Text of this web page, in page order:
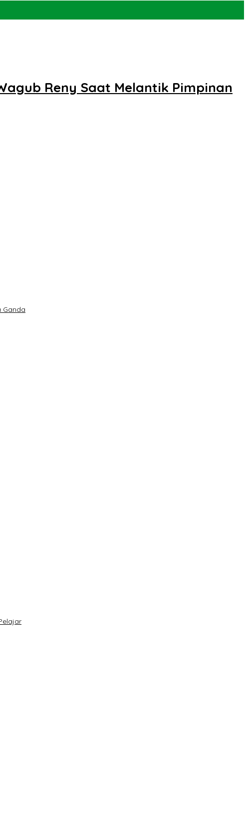
Reny Saat Melantik Pimpinan
Ganda